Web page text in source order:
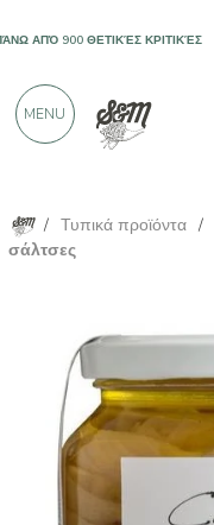
/ Τυπικά προϊόντα /
σάλτσες
ΑΠΌ 900 ΘΕΤΙΚΈΣ ΚΡΙΤΙΚΈΣ
MENU